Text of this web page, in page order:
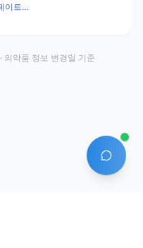
콘드로이틴설페이트나트륨 300mg · 푸르설티아민 25mg · 리보플라빈부티레이트 6mg · 니코틴산아미드 10mg · 판토텐산칼슘 10mg · 피리독신염산염 15mg · 시아노코발라민 30μg · 토코페롤아세테이트 50mg · γ-오리자놀 5mg
AI 에이
· 의약품 정보 변경일 기준